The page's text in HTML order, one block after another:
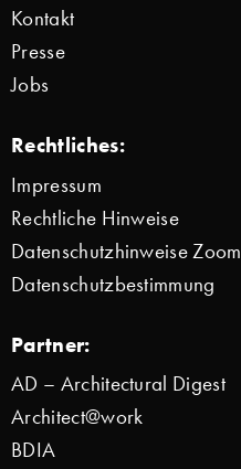
Kontakt
Presse
Jobs
Rechtliches:
Impressum
Rechtliche Hinweise
Datenschutzhinweise Zoom
Datenschutzbestimmung
Partner:
AD – Architectural Digest
Architect@work
BDIA